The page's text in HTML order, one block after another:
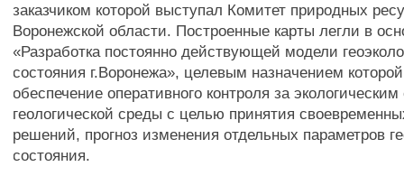
заказчиком которой выступал Комитет природных
Воронежской области. Построенные карты легли в
«Разработка постоянно действующей модели
состояния г.Воронежа», целевым назначением
обеспечение оперативного контроля за
геологической среды с целью принятия
решений, прогноз изменения отдельных параметров
состояния.